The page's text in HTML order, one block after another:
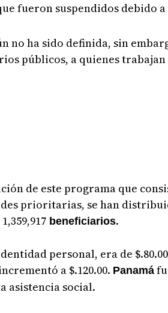
fueron suspendidos debido
no ha sido definida, sin
públicos, a quienes
de este programa que
prioritarias, se han
beneficiarios.
personal, era de
a $.120.00. Panamá
asistencia social.